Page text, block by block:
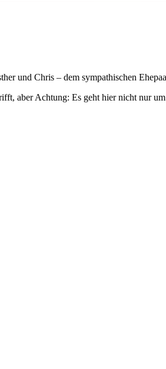
und Chris – dem sympathischen
aber Achtung: Es geht hier nicht nur